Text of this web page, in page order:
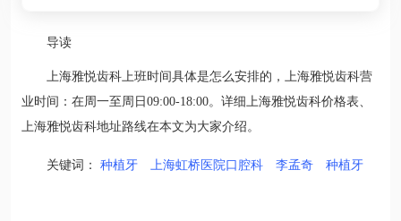
导读
上海雅悦齿科上班时间具体是怎么安排的，上海雅悦齿科营
业时间：在周一至周日09:00-18:00。详细上海雅悦齿科价格表、
上海雅悦齿科地址路线在本文为大家介绍。
关键词： 种植牙 上海虹桥医院口腔科 李孟奇 种植牙